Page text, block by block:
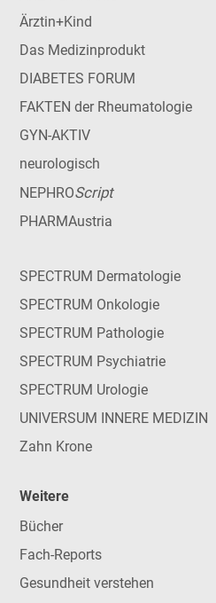
Ärztin+Kind
Das Medizinprodukt
DIABETES FORUM
FAKTEN der Rheumatologie
GYN-AKTIV
neurologisch
NEPHROScript
PHARMAustria
SPECTRUM Dermatologie
SPECTRUM Onkologie
SPECTRUM Pathologie
SPECTRUM Psychiatrie
SPECTRUM Urologie
UNIVERSUM INNERE MEDIZIN
Zahn Krone
Weitere
Bücher
Fach-Reports
Gesundheit verstehen